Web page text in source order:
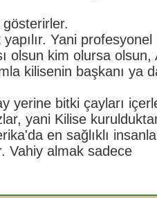
Yani profesyonel
olsun kim olursa olsun,
kilisenin başkanı ya
yerine bitki çayları
yani Kilise
en sağlıklı
Vahiy almak sadece